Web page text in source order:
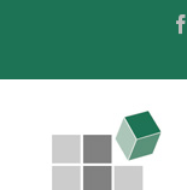
content